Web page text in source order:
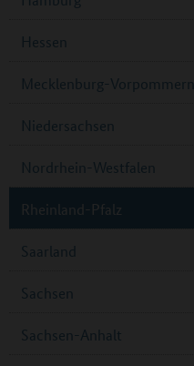
Hessen
Mecklenburg-Vorpommern
Niedersachsen
Nordrhein-Westfalen
Rheinland-Pfalz
Saarland
Sachsen
Sachsen-Anhalt